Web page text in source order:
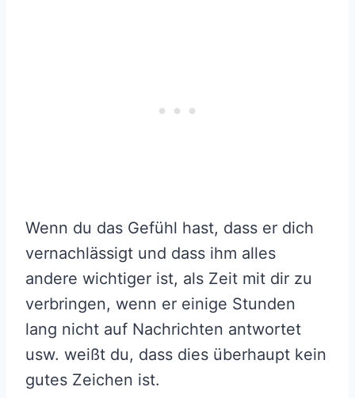
Wenn du das Gefühl hast, dass er dich
vernachlässigt und dass ihm alles
andere wichtiger ist, als Zeit mit dir zu
verbringen, wenn er einige Stunden
lang nicht auf Nachrichten antwortet
usw. weißt du, dass dies überhaupt kein
gutes Zeichen ist.